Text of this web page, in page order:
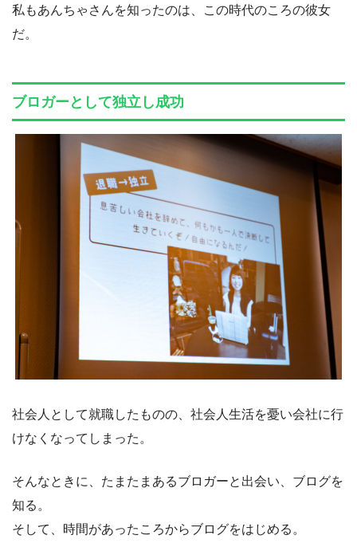
私もあんちゃさんを知ったのは、この時代のころの彼女
だ。
ブロガーとして独立し成功
社会人として就職したものの、社会人生活を憂い会社に行
けなくなってしまった。
そんなときに、たまたまあるブロガーと出会い、ブログを
知る。
そして、時間があったころからブログをはじめる。